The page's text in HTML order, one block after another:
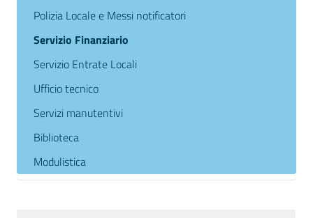
Polizia Locale e Messi notificatori
Servizio Finanziario
Servizio Entrate Locali
Ufficio tecnico
Servizi manutentivi
Biblioteca
Modulistica